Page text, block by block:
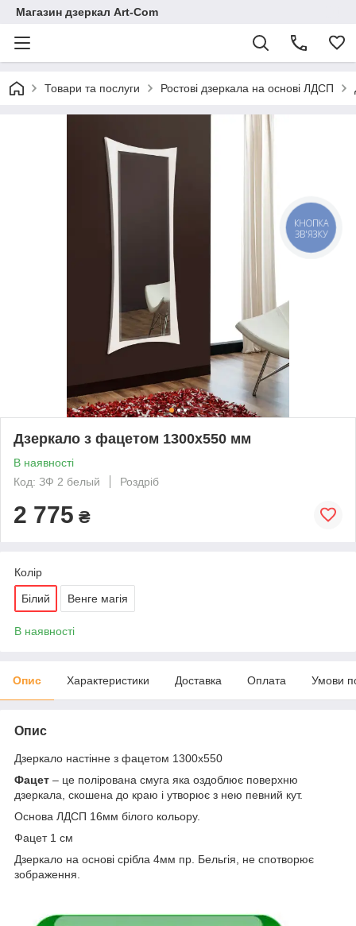
Магазин дзеркал Art-Com
Товари та послуги Ростові дзеркала на основі ЛДСП
Дзеркало з фацетом 1300х550 мм
В наявності
Код: ЗФ 2 белый
Роздріб
2 775 ₴
Колір
Білий Венге магія
В наявності
Опис Характеристики Доставка Оплата Умови
Опис
Дзеркало настінне з фацетом 1300х550
Фацет – це полірована смуга яка оздоблює поверхню
дзеркала, скошена до краю і утворює з нею певний кут.
Основа ЛДСП 16мм білого кольору.
Фацет 1 см
Дзеркало на основі срібла 4мм пр. Бельгія, не спотворює
зображення.
КНОПКА
ЗВ'ЯЗКУ